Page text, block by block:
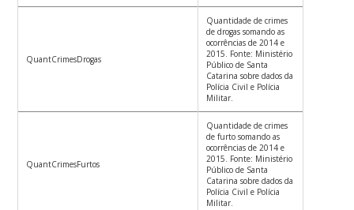
QuantCrimesDrogas
Quantidade de crimes
de drogas somando as
ocorrências de 2014 e
2015. Fonte: Ministério
Público de Santa
Catarina sobre dados da
Polícia Civil e Polícia
Militar.
QuantCrimesFurtos
Quantidade de crimes
de furto somando as
ocorrências de 2014 e
2015. Fonte: Ministério
Público de Santa
Catarina sobre dados da
Polícia Civil e Polícia
Militar.